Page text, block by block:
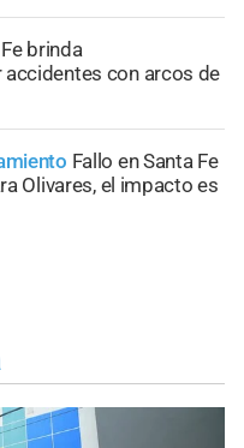
brinda
con arcos de
Fallo en Santa Fe
Olivares, el impacto es